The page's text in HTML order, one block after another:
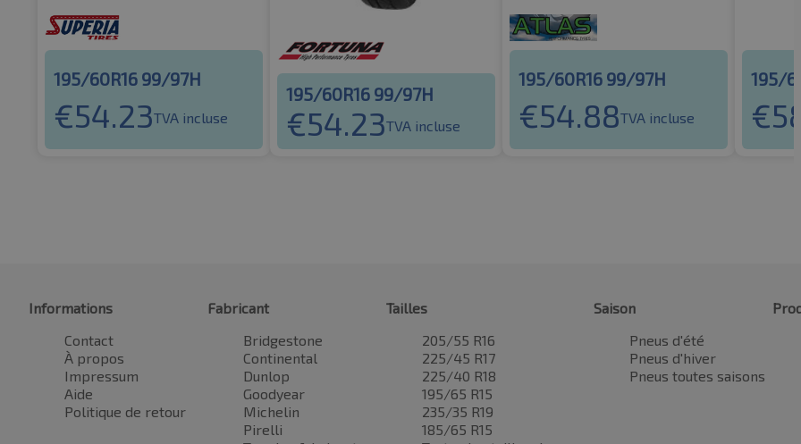
195/60R16 99/97H
€54.23TVA incluse
195/60R16 99/97H
€54.23TVA incluse
195/60R16 99/97H
€54.88TVA incluse
195/
€
Informations
Contact
À propos
Impressum
Aide
Politique de retour
Fabricant
Bridgestone
Continental
Dunlop
Goodyear
Michelin
Pirelli
Tailles
205/55 R16
225/45 R17
225/40 R18
195/65 R15
235/35 R19
185/65 R15
Saison
Pneus d'été
Pneus d'hiver
Pneus toutes saisons